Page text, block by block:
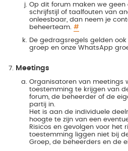
Op dit forum maken we geen
schrijfstijl of taalfouten van
onleesbaar, dan neem je
beheerteam. #
De gedragsregels gelden ook
groep en onze WhatsApp
Meetings
Organisatoren van meetings
toestemming te krijgen van
forum, de beheerder of de
partij in.
Het is aan de individuele
hoogte te zijn van een
Risicos en gevolgen voor het
toestemming liggen niet bij
Groep, de beheerders en de